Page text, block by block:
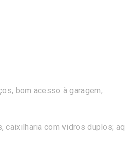
bom acesso à garagem,
caixilharia com vidros duplos;